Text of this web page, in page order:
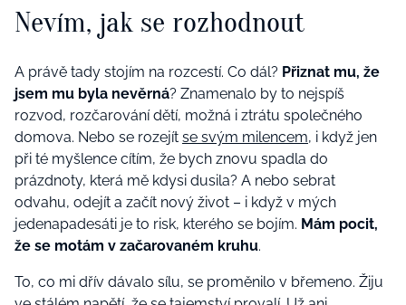
Nevím, jak se rozhodnout
A právě tady stojím na rozcestí. Co dál? Přiznat mu, že
jsem mu byla nevěrná? Znamenalo by to nejspíš
rozvod, rozčarování dětí, možná i ztrátu společného
domova. Nebo se rozejít se svým milencem, i když jen
při té myšlence cítím, že bych znovu spadla do
prázdnoty, která mě kdysi dusila? A nebo sebrat
odvahu, odejít a začít nový život – i když v mých
jedenapadesáti je to risk, kterého se bojím. Mám pocit,
že se motám v začarovaném kruhu.
To, co mi dřív dávalo sílu, se proměnilo v břemeno. Žiju